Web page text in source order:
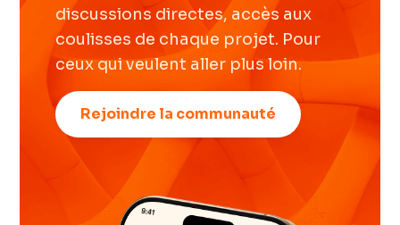
discussions directes, accès aux
coulisses de chaque projet. Pour
ceux qui veulent aller plus loin.
Rejoindre la communauté